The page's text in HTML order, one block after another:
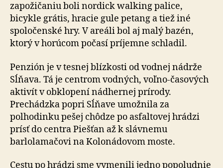
zapožičaniu boli nordick walking palice,
bicykle grátis, hracie gule petang a tiež iné
spoločenské hry. V areáli bol aj malý bazén,
ktorý v ho­rú­com počasí príjemne schladil.
Penzión je v tesnej blízkosti od vodnej nádrže
Sĺňava. Tá je centrom vodných, voľno-časových
aktivít v obklopení nádhernej prírody.
Prechádzka popri Sĺňave umožnila za
polhodinku pešej chôdze po asfaltovej hrádzi
prísť do cen­tra Piešťan až k slávnemu
barlolamačovi na Kolo­ná­do­vom moste.
Cestu po hrádzi sme vymenili jedno popoludnie